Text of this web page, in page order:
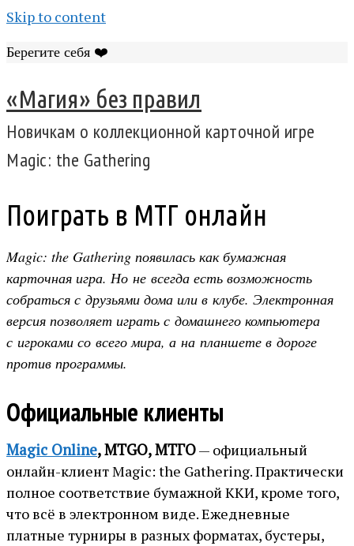
Skip to content
Берегите себя ❤️
«Магия» без правил
Новичкам о коллекционной карточной игре
Magic: the Gathering
Поиграть в МТГ онлайн
Magic: the Gathering появилась как бумажная
карточная игра. Но не всегда есть возможность
собраться с друзьями дома или в клубе. Электронная
версия позволяет играть с домашнего компьютера
с игроками со всего мира, а на планшете в дороге
против программы.
Официальные клиенты
Magic Online, MTGO, МТГО— официальный
онлайн-клиент Magic: the Gathering. Практически
полное соответствие бумажной ККИ, кроме того,
что всё в электронном виде. Ежедневные
платные турниры в разных форматах, бустеры,